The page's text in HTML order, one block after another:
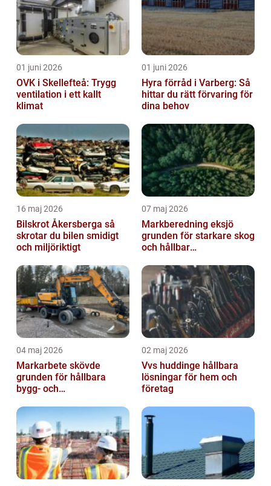
01 juni 2026
OVK i Skellefteå: Trygg
ventilation i ett kallt
klimat
01 juni 2026
Hyra förråd i Varberg: Så
hittar du rätt förvaring för
dina behov
16 maj 2026
Bilskrot Åkersberga så
skrotar du bilen smidigt
och miljöriktigt
07 maj 2026
Markberedning eksjö
grunden för starkare skog
och hållbar
04 maj 2026
Markarbete skövde
grunden för hållbara
bygg- och
02 maj 2026
Vvs huddinge hållbara
lösningar för hem och
företag